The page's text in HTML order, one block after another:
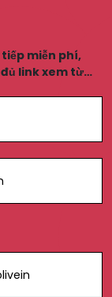
miễn phí,
link xem từ